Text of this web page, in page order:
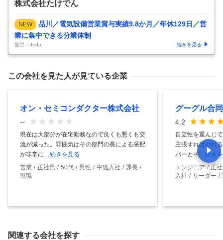
株式会社たけでん
NEW
品川／電気設備営業賞与実績9.8か月／年休129日／営
業に集中できる分業体制
提供：doda 続きを見る
この会社を見た人が見ている企業
オン・セミコンダクター株式会社
--
現在は大部分が在宅勤務なので良くも悪くも交
流が減った。雰囲気はその部門の長による采配
が非常に …続きを見る
営業
正社員 50代 男性 中途入社
課長
現職
グーグル合
4.2
自立性を重んじ
主張すればやれ
バーとそ
…続き
エンジニア
正
入社
リーダー
関連する会社を探す